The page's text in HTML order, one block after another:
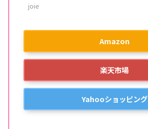
joie
Amazon
楽天市場
Yahooショッピング